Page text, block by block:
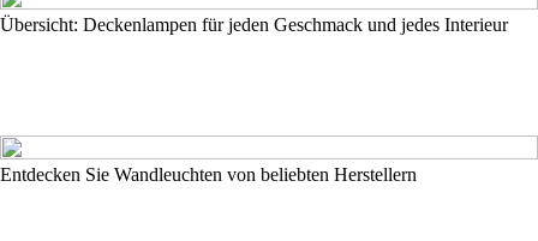
Übersicht: Deckenlampen für jeden Geschmack und jedes Interieur
Entdecken Sie Wandleuchten von beliebten Herstellern